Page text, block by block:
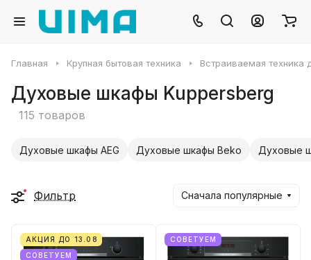
Главная Крупная бытовая техника Встраиваемая техника
Духовые шкафы Kuppersberg
115 товаров
Духовые шкафы AEG Духовые шкафы Beko Духовые
Фильтр Сначала популярные
АКЦИЯ ДО 13.08
СОВЕТУЕМ
СОВЕТУЕМ